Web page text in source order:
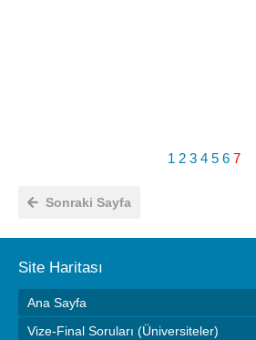
1 2 3 4 5 6 7
Sonraki Sayfa
Site Haritası
Ana Sayfa
Vize-Final Soruları (Üniversiteler)